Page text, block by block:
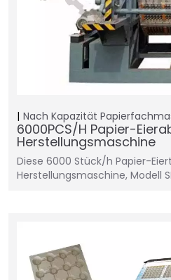
Nach Kapazität
6000PCS/H Papier-
Herstellungsmaschine
Diese 6000 Stück/h Papier-
Herstellungsmaschine, Modell